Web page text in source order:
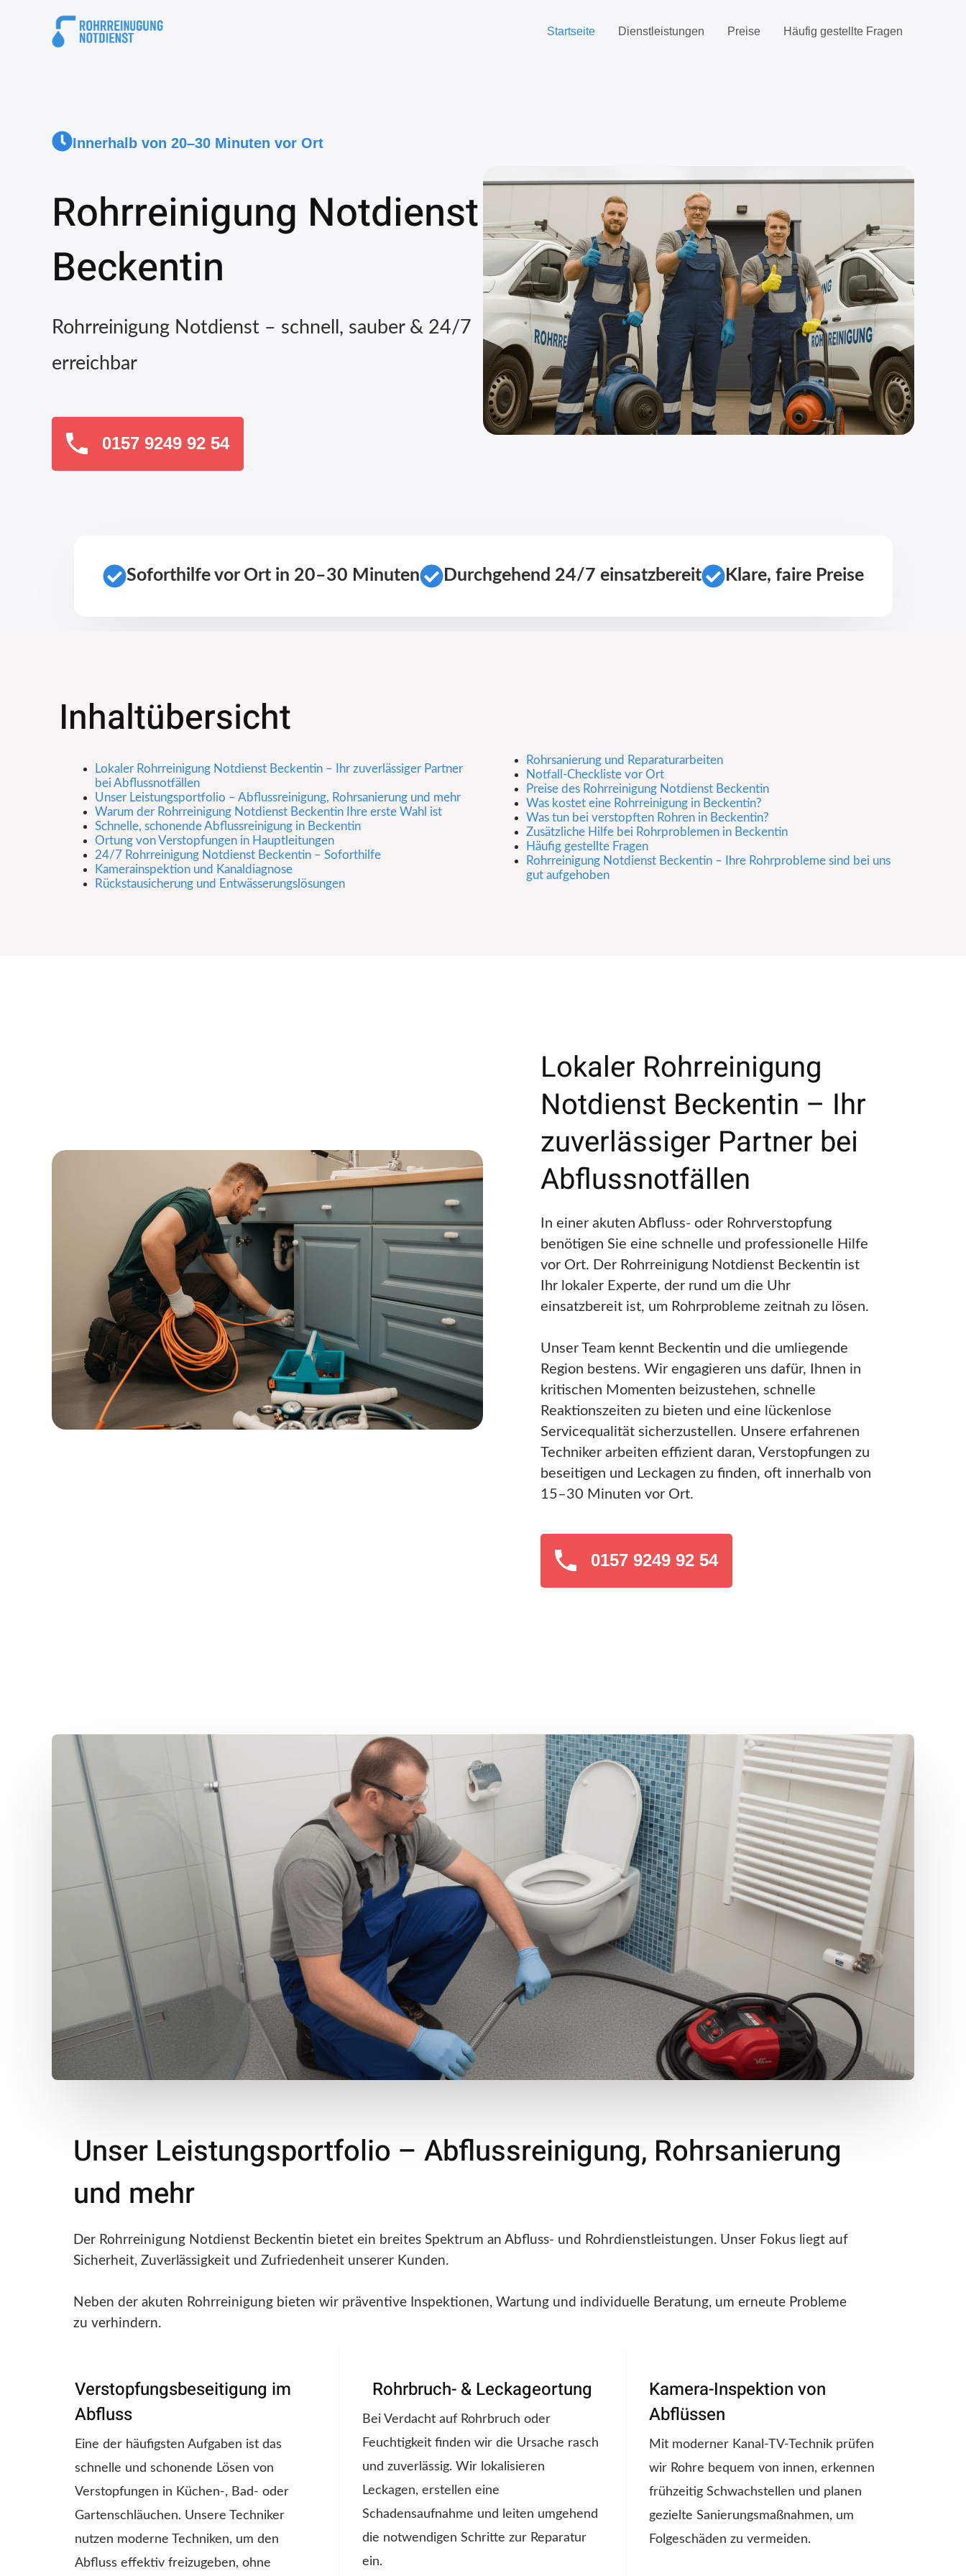
Startseite Dienstleistungen Preise Häufig gestellte Fragen
Innerhalb von 20–30 Minuten vor Ort
Rohrreinigung Notdienst
Beckentin
Rohrreinigung Notdienst – schnell, sauber & 24/7
erreichbar
0157 9249 92 54
Soforthilfe vor Ort in 20–30 Minuten Durchgehend 24/7 einsatzbereit Klare, faire Preise
Inhaltübersicht
Lokaler Rohrreinigung Notdienst Beckentin – Ihr zuverlässiger Partner
bei Abflussnotfällen
Unser Leistungsportfolio – Abflussreinigung, Rohrsanierung und mehr
Warum der Rohrreinigung Notdienst Beckentin Ihre erste Wahl ist
Schnelle, schonende Abflussreinigung in Beckentin
Ortung von Verstopfungen in Hauptleitungen
24/7 Rohrreinigung Notdienst Beckentin – Soforthilfe
Kamerainspektion und Kanaldiagnose
Rückstausicherung und Entwässerungslösungen
Rohrsanierung und Reparaturarbeiten
Notfall-Checkliste vor Ort
Preise des Rohrreinigung Notdienst Beckentin
Was kostet eine Rohrreinigung in Beckentin?
Was tun bei verstopften Rohren in Beckentin?
Zusätzliche Hilfe bei Rohrproblemen in Beckentin
Häufig gestellte Fragen
Rohrreinigung Notdienst Beckentin – Ihre Rohrprobleme sind bei uns
gut aufgehoben
Lokaler Rohrreinigung
Notdienst Beckentin – Ihr
zuverlässiger Partner bei
Abflussnotfällen
In einer akuten Abfluss- oder Rohrverstopfung
benötigen Sie eine schnelle und professionelle Hilfe
vor Ort. Der Rohrreinigung Notdienst Beckentin ist
Ihr lokaler Experte, der rund um die Uhr
einsatzbereit ist, um Rohrprobleme zeitnah zu lösen.
Unser Team kennt Beckentin und die umliegende
Region bestens. Wir engagieren uns dafür, Ihnen in
kritischen Momenten beizustehen, schnelle
Reaktionszeiten zu bieten und eine lückenlose
Servicequalität sicherzustellen. Unsere erfahrenen
Techniker arbeiten effizient daran, Verstopfungen zu
beseitigen und Leckagen zu finden, oft innerhalb von
15–30 Minuten vor Ort.
0157 9249 92 54
Unser Leistungsportfolio – Abflussreinigung, Rohrsanierung
und mehr
Der Rohrreinigung Notdienst Beckentin bietet ein breites Spektrum an Abfluss- und Rohrdienstleistungen. Unser Fokus liegt auf
Sicherheit, Zuverlässigkeit und Zufriedenheit unserer Kunden.
Neben der akuten Rohrreinigung bieten wir präventive Inspektionen, Wartung und individuelle Beratung, um erneute Probleme
zu verhindern.
Verstopfungsbeseitigung im
Abfluss
Eine der häufigsten Aufgaben ist das
schnelle und schonende Lösen von
Verstopfungen in Küchen-, Bad- oder
Gartenschläuchen. Unsere Techniker
nutzen moderne Techniken, um den
Abfluss effektiv freizugeben, ohne
Rohrbruch- & Leckageortung
Bei Verdacht auf Rohrbruch oder
Feuchtigkeit finden wir die Ursache rasch
und zuverlässig. Wir lokalisieren
Leckagen, erstellen eine
Schadensaufnahme und leiten umgehend
die notwendigen Schritte zur Reparatur
ein.
Kamera-Inspektion von
Abflüssen
Mit moderner Kanal-TV-Technik prüfen
wir Rohre bequem von innen, erkennen
frühzeitig Schwachstellen und planen
gezielte Sanierungsmaßnahmen, um
Folgeschäden zu vermeiden.